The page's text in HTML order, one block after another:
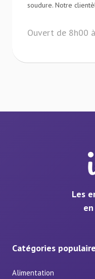
soudure. Notre
Ouvert de 8h00
Les
Catégories
Alimentation